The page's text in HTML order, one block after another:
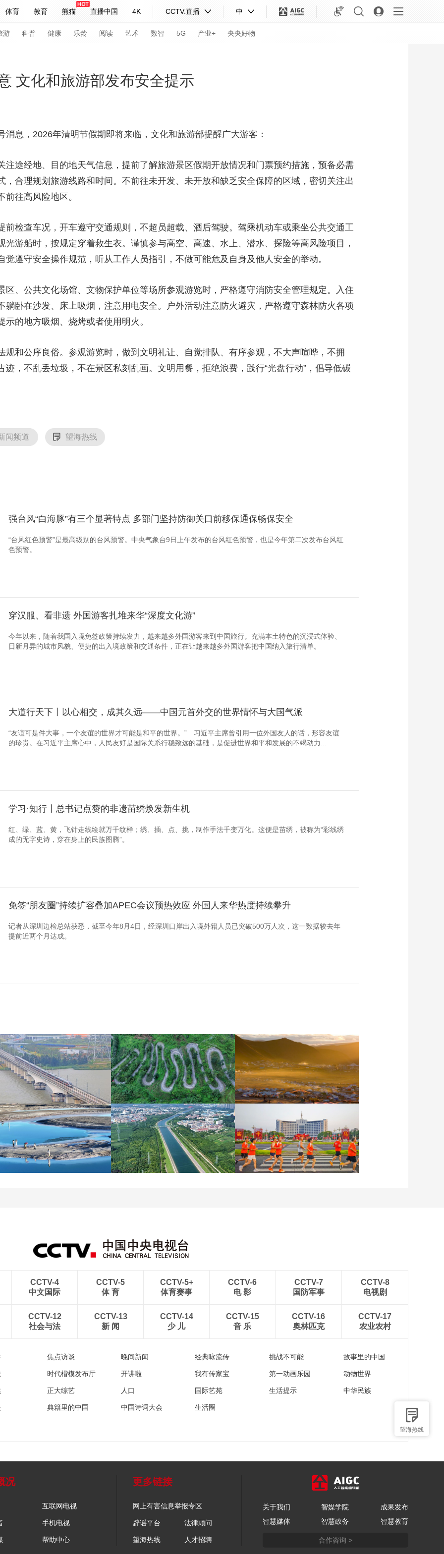
体育 教育 熊猫 直播中国 4K CCTV.直播 中
妙语 热解读 天天学习
持人 下载央视影音
游 科普 健康 乐龄 阅读 艺术 数智 5G 产业+ 央央好物
习式妙语 央视快评 央视网评 光华锐评 锋面
人生第一次 人生第二次
奥会 CBA NBA
央博 非遗 文化 旅游 科普 健康 艺术 汽车 数智 5G
云起 超级工厂 智敬中国 全民健康 颜选攻略 海洋 时尚 天气 才艺 网展
热播榜 总台企业白名单
文化和旅游部发布安全提示
消息，2026年清明节假期即将来临，文化和旅游部提醒广大游客：
注途经地、目的地天气信息，提前了解旅游景区假期开放情况和门票预约措施，预备必需
，合理规划旅游线路和时间。不前往未开发、未开放和缺乏安全保障的区域，密切关注出
往高风险地区。
前检查车况，开车遵守交通规则，不超员超载、酒后驾驶。驾乘机动车或乘坐公共交通工
游船时，按规定穿着救生衣。谨慎参与高空、高速、水上、潜水、探险等高风险项目，
遵守安全操作规范，听从工作人员指引，不做可能危及自身及他人安全的举动。
区、公共文化场馆、文物保护单位等场所参观游览时，严格遵守消防安全管理规定。入住
躺卧在沙发、床上吸烟，注意用电安全。户外活动注意防火避灾，严格遵守森林防火各项
的地方吸烟、烧烤或者使用明火。
规和公序良俗。参观游览时，做到文明礼让、自觉排队、有序参观，不大声喧哗，不拥
，不乱丢垃圾，不在景区私刻乱画。文明用餐，拒绝浪费，践行“光盘行动”，倡导低碳
闻频道 望海热线
望海热线
强台风“白海豚”有三个显著特点 多部门坚持防御关口前移保通保畅保安全
“台风红色预警”是最高级别的台风预警。中央气象台9日上午发布的台风红色预警，也是今年第二次发布台风红
色预警。
穿汉服、看非遗 外国游客扎堆来华“深度文化游”
今年以来，随着我国入境免签政策持续发力，越来越多外国游客来到中国旅行。充满本土特色的沉浸式体验、
日新月异的城市风貌、便捷的出入境政策和交通条件，正在让越来越多外国游客把中国纳入旅行清单。
大道行天下丨以心相交，成其久远——中国元首外交的世界情怀与大国气派
“友谊可是件大事，一个友谊的世界才可能是和平的世界。” 习近平主席曾引用一位外国友人的话，形容友谊
的珍贵。在习近平主席心中，人民友好是国际关系行稳致远的基础，是促进世界和平和发展的不竭动力...
学习·知行丨总书记点赞的非遗苗绣焕发新生机
红、绿、蓝、黄，飞针走线绘就万千纹样；绣、插、点、挑，制作手法千变万化。这便是苗绣，被称为“彩线绣
成的无字史诗，穿在身上的民族图腾”。
免签“朋友圈”持续扩容叠加APEC会议预热效应 外国人来华热度持续攀升
记者从深圳边检总站获悉，截至今年8月4日，经深圳口岸出入境外籍人员已突破500万人次，这一数据较去年
提前近两个月达成。
台高铁温玉段正式开通
营
贵州晴隆：二十四道拐绿
意盎然
晨曦中的“帐篷城”
CCTV-4
中文国际
CCTV-5
体 育
CCTV-5+
体育赛事
CCTV-6
电 影
CCTV-7
国防军事
CCTV-8
电视剧
CCTV-12
社会与法
CCTV-13
新 闻
CCTV-14
少 儿
CCTV-15
音 乐
CCTV-16
奥林匹克
CCTV-17
农业农村
焦点访谈 晚间新闻 经典咏流传 挑战不可能 故事里的中国
时代楷模发布厅 开讲啦 我有传家宝 第一动画乐园 动物世界
正大综艺 人口 国际艺苑 生活提示 中华民族
典籍里的中国 中国诗词大会 生活圈
况
互联网电视
手机电视
帮助中心
更多链接
网上有害信息举报专区
辟谣平台 法律顾问
望海热线 人才招聘
关于我们 智媒学院
成果发布
智慧媒体
智慧政务 智慧教育
合作咨询 >